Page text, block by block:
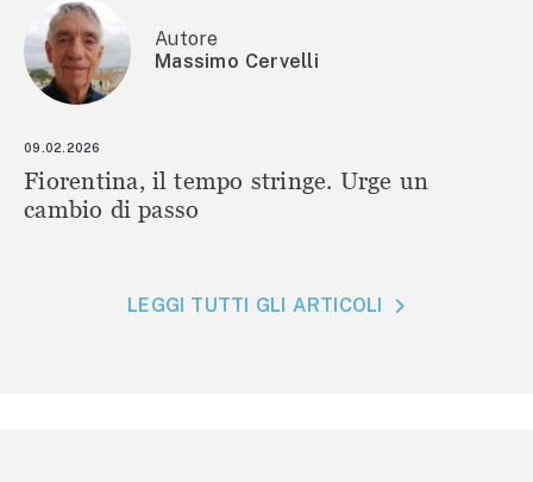
Autore
Massimo Cervelli
09.02.2026
Fiorentina, il tempo stringe. Urge un
cambio di passo
LEGGI TUTTI GLI ARTICOLI